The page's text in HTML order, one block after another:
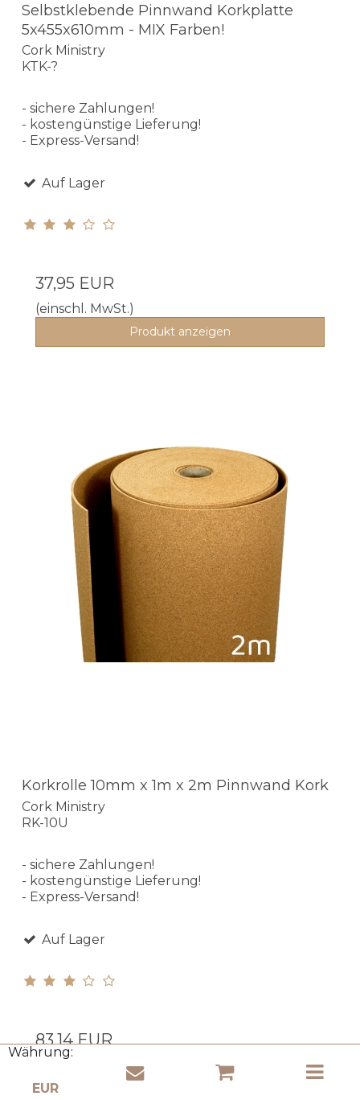
Währung:
Selbstklebende Pinnwand Korkplatte
5x455x610mm - MIX Farben!
Cork Ministry
KTK-?
- sichere Zahlungen!
- kostengünstige Lieferung!
- Express-Versand!
Auf Lager
37,95 EUR
(einschl. MwSt.)
Produkt anzeigen
Korkrolle 10mm x 1m x 2m Pinnwand Kork
Cork Ministry
RK-10U
- sichere Zahlungen!
- kostengünstige Lieferung!
- Express-Versand!
Auf Lager
83,14 EUR
(einschl. MwSt.)